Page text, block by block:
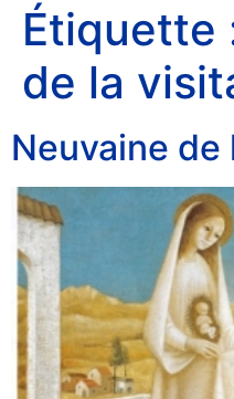
Étiquette
de la
Neuvaine